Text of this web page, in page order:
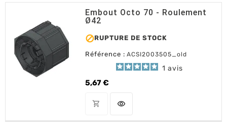
Embout Octo 70 - Roulement
Ø42
RUPTURE DE STOCK
Référence : ACSI2003505_old
1 avis
5,67 €
Prix
shopping_cart OUT OF STOCK
visibility